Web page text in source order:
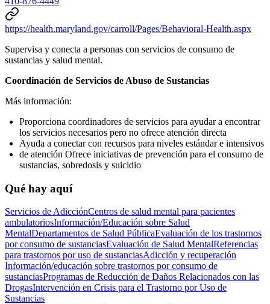
https://health.maryland.gov/carroll/Pages/Behavioral-Health.aspx
Supervisa y conecta a personas con servicios de consumo de
sustancias y salud mental.
Coordinación de Servicios de Abuso de Sustancias
Más información:
Proporciona coordinadores de servicios para ayudar a encontrar
los servicios necesarios pero no ofrece atención directa
Ayuda a conectar con recursos para niveles estándar e intensivos
de atención Ofrece iniciativas de prevención para el consumo de
sustancias, sobredosis y suicidio
Qué hay aquí
Servicios de AdicciónCentros de salud mental para pacientes
ambulatoriosInformación/Educación sobre Salud
MentalDepartamentos de Salud PúblicaEvaluación de los trastornos
por consumo de sustanciasEvaluación de Salud MentalReferencias
para trastornos por uso de sustanciasAdicción y recuperación
Información/educación sobre trastornos por consumo de
sustanciasProgramas de Reducción de Daños Relacionados con las
DrogasIntervención en Crisis para el Trastorno por Uso de
Sustancias